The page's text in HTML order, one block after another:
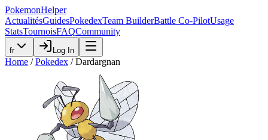
PokemonHelper
ActualitésGuidesPokedexTeam BuilderBattle Co-PilotUsage
StatsTournoisFAQCommunity
fr Log In
Home / Pokedex / Dardargnan